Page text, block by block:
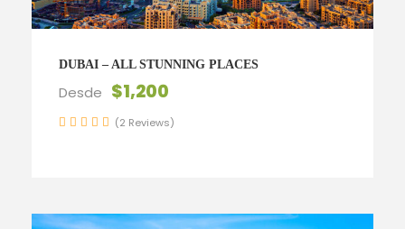
DUBAI – ALL STUNNING PLACES
Desde $1,200
(2 Reviews)